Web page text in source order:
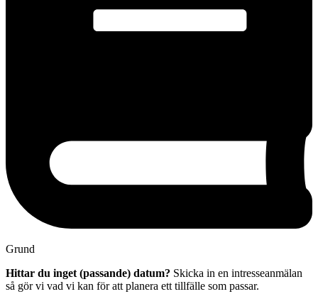
Grund
Hittar du inget (passande) datum? Skicka in en intresseanmälan
så gör vi vad vi kan för att planera ett tillfälle som passar.